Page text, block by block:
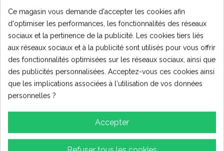
Nous suivre
LIVRAISON RAPIDE !
pas de livraison depuis la Chine!
CONTACTEZ-NOUS
MOTOQUADELEC
Ce magasin vous demande d'accepter les cookies afin
d'optimiser les performances, les fonctionnalités des réseaux
sociaux et la pertinence de la publicité. Les cookies tiers liés
aux réseaux sociaux et à la publicité sont utilisés pour vous offrir
des fonctionnalités optimisées sur les réseaux sociaux, ainsi que
des publicités personnalisées. Acceptez-vous ces cookies ainsi
que les implications associées à l'utilisation de vos données
personnelles ?
Accepter